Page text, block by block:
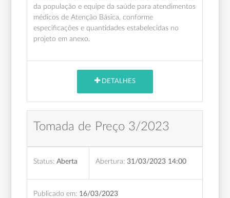
da população e equipe da saúde para atendimentos
médicos de Atenção Básica, conforme
especificações e quantidades estabelecidas no
projeto em anexo.
DETALHES
Tomada de Preço 3/2023
Status: Aberta Abertura: 31/03/2023 14:00
Publicado em: 16/03/2023